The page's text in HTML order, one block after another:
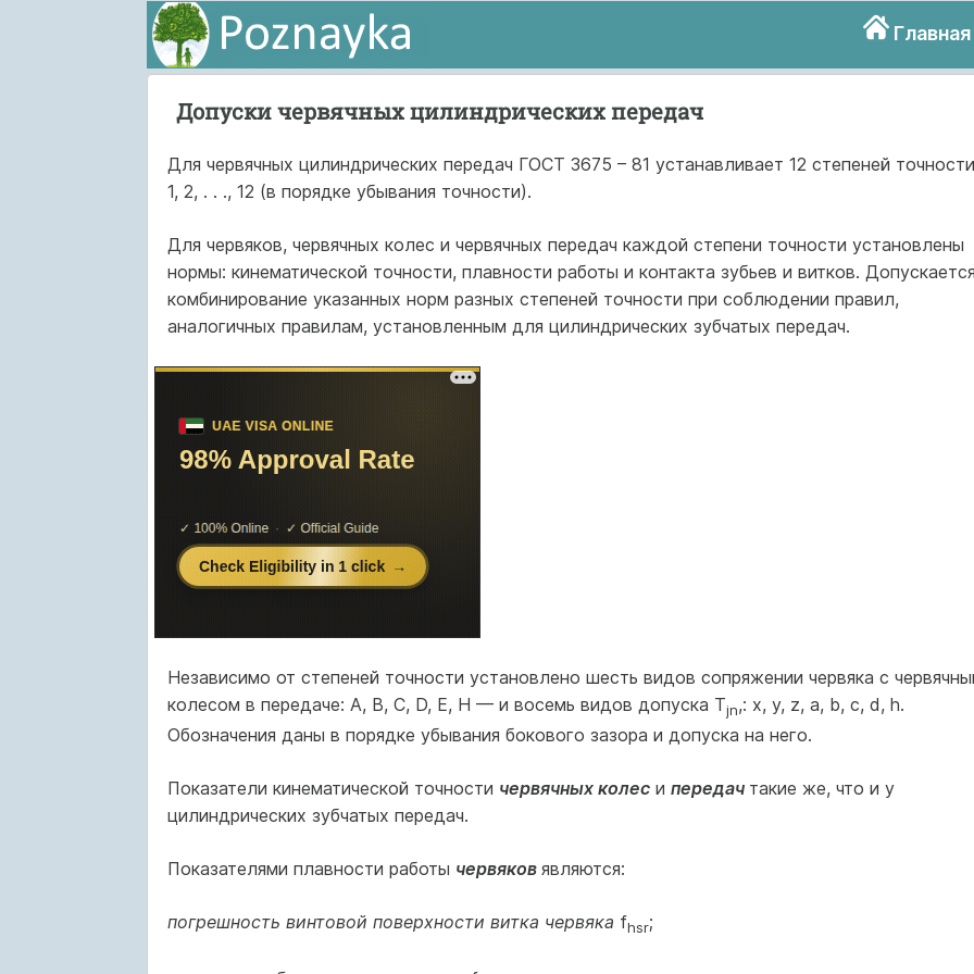
Главная
Допуски червячных цилиндрических передач
Для червячных цилиндрических передач ГОСТ 3675 – 81 устанавливает 12 степеней
1, 2, . . ., 12 (в порядке убывания точности).
Для червяков, червячных колес и червячных передач каждой степени точности установлены
нормы: кинематической точности, плавности работы и контакта зубьев и витков.
комбинирование указанных норм разных степеней точности при соблюдении правил,
аналогичных правилам, установленным для цилиндрических зубчатых передач.
Независимо от степеней точности установлено шесть видов сопря­жении червяка с
колесом в передаче: А, В, С, D, Е, Н — и восемь видов допуска Тjn,: х, у, z, а, b, с, d, h.
Обозначения даны в порядке убывания бокового зазора и допуска на него.
Показатели кинематической точности червячных колеси передач такие же, что и у
цилиндрических зубчатых передач.
Показателями плавности работы червяков являются:
погрешность винтовой поверхности витка червяка fhsr;